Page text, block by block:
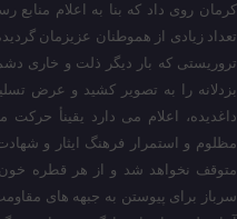
کرمان روی داد که بنا به اعلام
تعداد زیادی از هموطنان عزیزمان
تروریستی که بار دیگر ذلت و خاری
بزدلانه را به تصویر کشید و عرض
داغدیده، اعلام می دارد یقینأ
مظلوم و استمرار فرهنگ ایثار و
متوقف نخواهد شد و از هر قطره
سرباز برای پیوستن به جبهه های